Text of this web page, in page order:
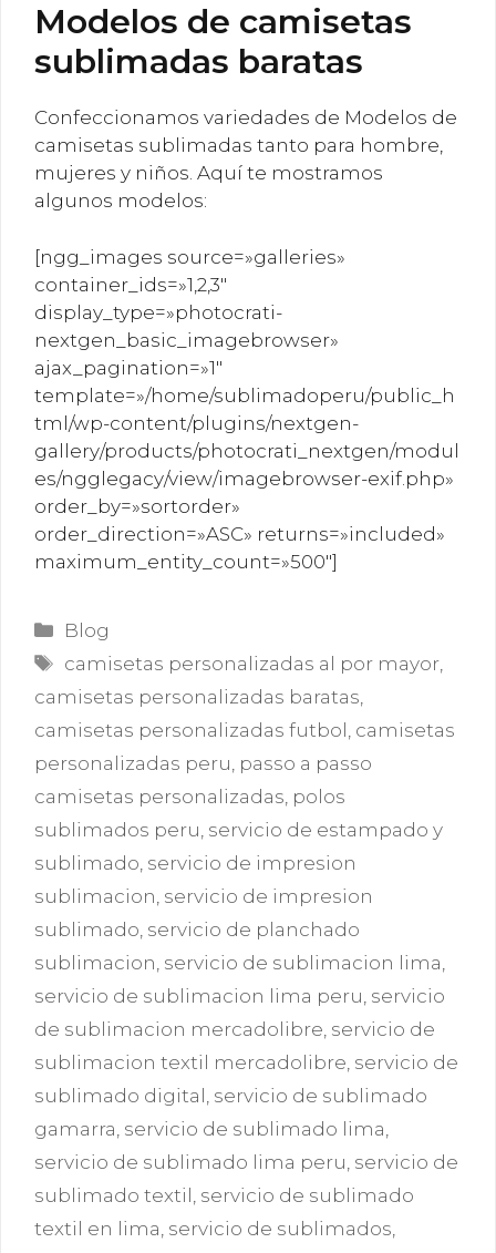
Modelos de camisetas
sublimadas baratas
Confeccionamos variedades de Modelos de
camisetas sublimadas tanto para hombre,
mujeres y niños. Aquí te mostramos
algunos modelos:
[ngg_images source=»galleries»
container_ids=»1,2,3″
display_type=»photocrati-
nextgen_basic_imagebrowser»
ajax_pagination=»1″
template=»/home/sublimadoperu/public_h
tml/wp-content/plugins/nextgen-
gallery/products/photocrati_nextgen/modul
es/ngglegacy/view/imagebrowser-exif.php»
order_by=»sortorder»
order_direction=»ASC» returns=»included»
maximum_entity_count=»500″]
Categorías
Blog
Etiquetas
camisetas personalizadas al por mayor
camisetas personalizadas baratas
camisetas personalizadas futbol camisetas
personalizadas peru passo a passo
camisetas personalizadas polos
sublimados peru servicio de estampado y
sublimado servicio de impresion
sublimacion servicio de impresion
sublimado servicio de planchado
sublimacion servicio de sublimacion lima
servicio de sublimacion lima peru servicio
de sublimacion mercadolibre servicio de
sublimacion textil mercadolibre servicio de
sublimado digital servicio de sublimado
gamarra servicio de sublimado lima
servicio de sublimado lima peru servicio de
sublimado textil servicio de sublimado
textil en lima servicio de sublimados